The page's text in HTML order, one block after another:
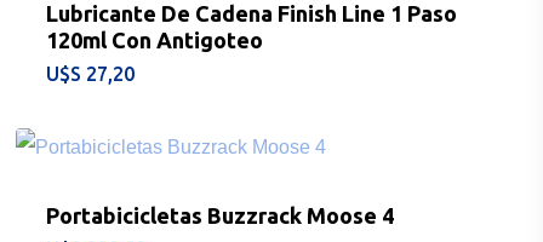
Lubricante De Cadena Finish Line 1 Paso
120ml Con Antigoteo
$ 27,20
Portabicicletas Buzzrack Moose 4